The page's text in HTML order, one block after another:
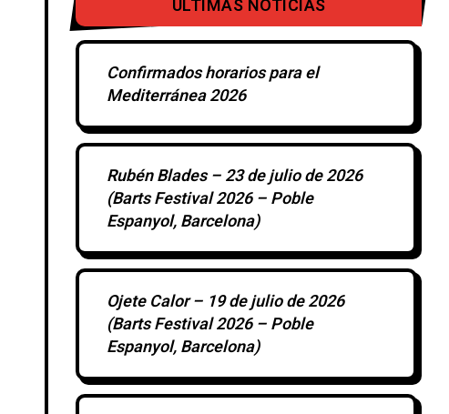
ULTIMAS NOTICIAS
Confirmados horarios para el
Mediterránea 2026
Rubén Blades – 23 de julio de 2026
(Barts Festival 2026 – Poble
Espanyol, Barcelona)
Ojete Calor – 19 de julio de 2026
(Barts Festival 2026 – Poble
Espanyol, Barcelona)